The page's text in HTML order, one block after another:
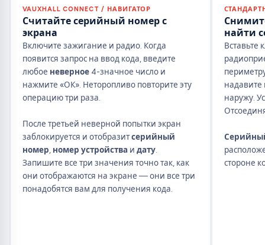
VAUXHALL CONNECT / НАВИГАТОР
Считайте серийный номер с
экрана
Включите зажигание и радио. Когда
появится запрос на ввод кода, введите
любое неверное4-значное число и
нажмите «ОК». Неторопливо повторите эту
операцию три раза.
После третьей неверной попытки экран
заблокируется и отобразитсерийный
номер номер устройстваи дату.
Запишите все три значения точно так, как
они отображаются на экране — они все три
понадобятся вам для получения кода.
найти
Вставьте
наружу.
стороне